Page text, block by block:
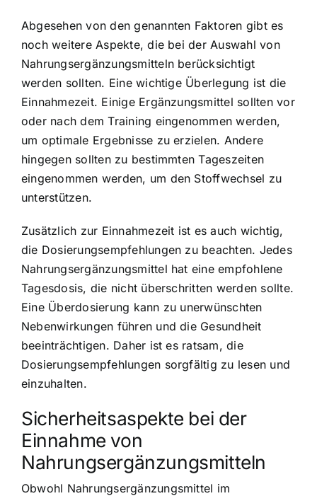
Abgesehen von den genannten Faktoren gibt es
noch weitere Aspekte, die bei der Auswahl von
Nahrungsergänzungsmitteln berücksichtigt
werden sollten. Eine wichtige Überlegung ist die
Einnahmezeit. Einige Ergänzungsmittel sollten vor
oder nach dem Training eingenommen werden,
um optimale Ergebnisse zu erzielen. Andere
hingegen sollten zu bestimmten Tageszeiten
eingenommen werden, um den Stoffwechsel zu
unterstützen.
Zusätzlich zur Einnahmezeit ist es auch wichtig,
die Dosierungsempfehlungen zu beachten. Jedes
Nahrungsergänzungsmittel hat eine empfohlene
Tagesdosis, die nicht überschritten werden sollte.
Eine Überdosierung kann zu unerwünschten
Nebenwirkungen führen und die Gesundheit
beeinträchtigen. Daher ist es ratsam, die
Dosierungsempfehlungen sorgfältig zu lesen und
einzuhalten.
Sicherheitsaspekte bei der
Einnahme von
Nahrungsergänzungsmitteln
Obwohl Nahrungsergänzungsmittel im